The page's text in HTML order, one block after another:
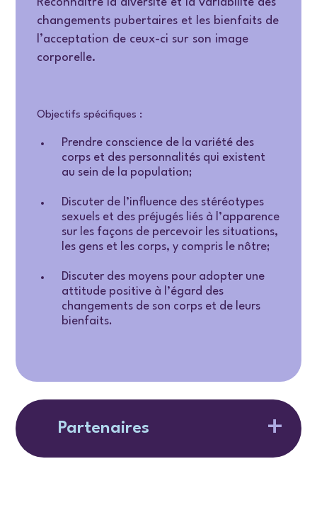
Reconnaître la diversité et la variabilité des
changements pubertaires et les bienfaits de
l’acceptation de ceux-ci sur son image
corporelle.
Objectifs spécifiques :
Prendre conscience de la variété des
corps et des personnalités qui existent
au sein de la population;
Discuter de l’influence des stéréotypes
sexuels et des préjugés liés à l’apparence
sur les façons de percevoir les situations,
les gens et les corps, y compris le nôtre;
Discuter des moyens pour adopter une
attitude positive à l’égard des
changements de son corps et de leurs
bienfaits.
Partenaires